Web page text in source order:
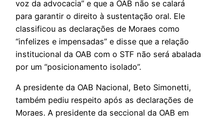
voz da advocacia” e que a OAB não se calará
para garantir o direito à sustentação oral. Ele
classificou as declarações de Moraes como
“infelizes e impensadas” e disse que a relação
institucional da OAB com o STF não será abalada
por um “posicionamento isolado”.
A presidente da OAB Nacional, Beto Simonetti,
também pediu respeito após as declarações de
Moraes. A presidente da seccional da OAB em